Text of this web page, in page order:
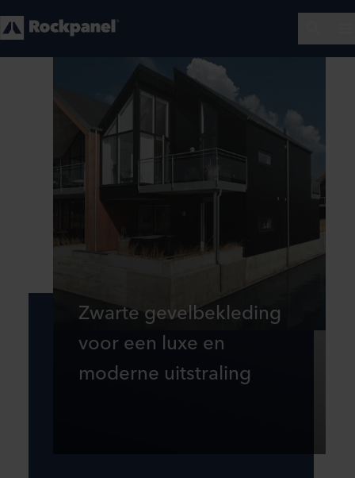
Zwarte gevelbekleding
voor een luxe en
moderne uitstraling